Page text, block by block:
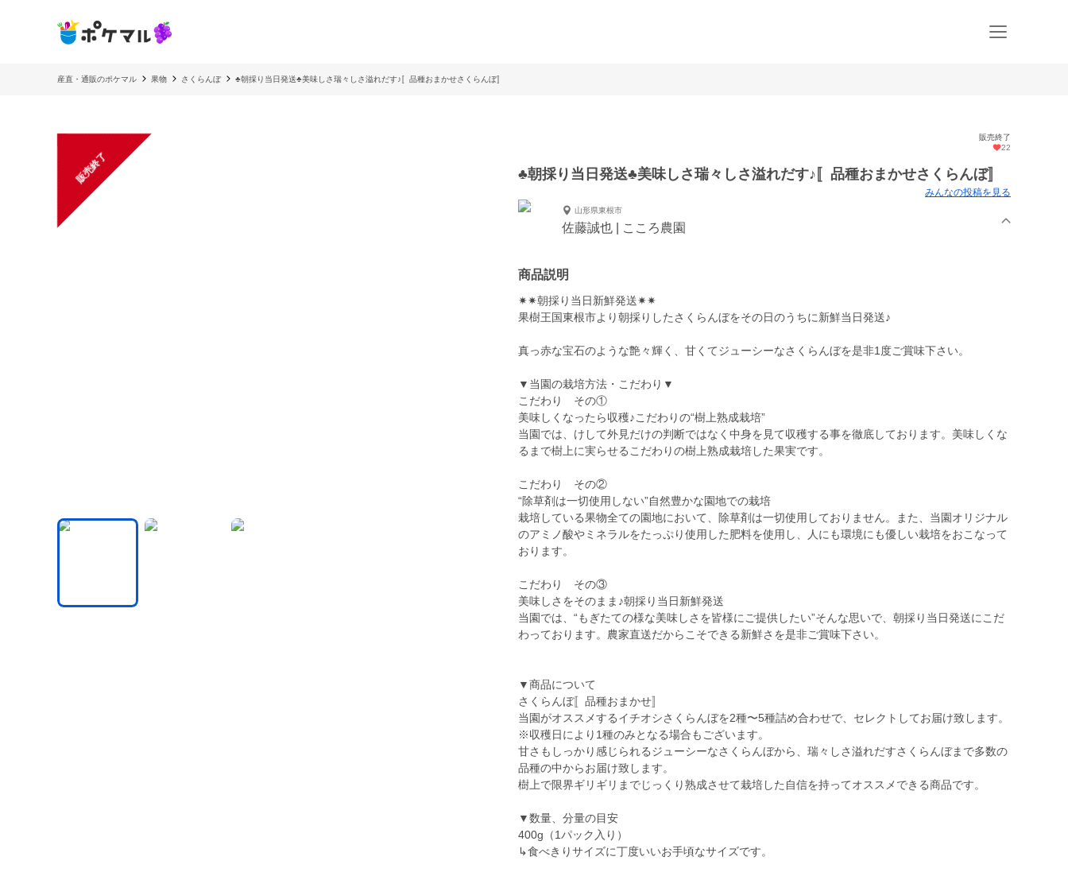
産直・通販のポケマル 果物 さくらんぼ ♣朝採り当日発送♣美味しさ瑞々しさ溢れだす♪〚品種おまかせさくらんぼ〛
販売終了
販売終了
22
♣朝採り当日発送♣美味しさ瑞々しさ溢れだす♪〚品種おまかせさくらんぼ〛
みんなの投稿を見る
山形県東根市
佐藤誠也 | こころ農園
商品説明
✷✷朝採り当日新鮮発送✷✷
果樹王国東根市より朝採りしたさくらんぼをその日のうちに新鮮当日発送♪
真っ赤な宝石のような艶々輝く、甘くてジューシーなさくらんぼを是非1度ご賞味下さい。
▼当園の栽培方法・こだわり▼
こだわり その①
美味しくなったら収穫♪こだわりの“樹上熟成栽培”
当園では、けして外見だけの判断ではなく中身を見て収穫する事を徹底しております。美味しくな
るまで樹上に実らせるこだわりの樹上熟成栽培した果実です。
こだわり その②
“除草剤は一切使用しない”自然豊かな園地での栽培
栽培している果物全ての園地において、除草剤は一切使用しておりません。また、当園オリジナル
のアミノ酸やミネラルをたっぷり使用した肥料を使用し、人にも環境にも優しい栽培をおこなって
おります。
こだわり その③
美味しさをそのまま♪朝採り当日新鮮発送
当園では、“もぎたての様な美味しさを皆様にご提供したい”そんな思いで、朝採り当日発送にこだ
わっております。農家直送だからこそできる新鮮さを是非ご賞味下さい。
▼商品について
さくらんぼ〚品種おまかせ〛
当園がオススメするイチオシさくらんぼを2種〜5種詰め合わせで、セレクトしてお届け致します。
※収穫日により1種のみとなる場合もございます。
甘さもしっかり感じられるジューシーなさくらんぼから、瑞々しさ溢れだすさくらんぼまで多数の
品種の中からお届け致します。
樹上で限界ギリギリまでじっくり熟成させて栽培した自信を持ってオススメできる商品です。
▼数量、分量の目安
400g（1パック入り）
↳食べきりサイズに丁度いいお手頃なサイズです。